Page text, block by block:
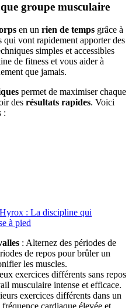
groupe musculaire
en un rien de temps grâce à
qui vont rapidement apporter des
simples et accessibles
de fitness et vous aider à
que jamais.
permet de maximiser chaque
des résultats rapides. Voici
:
Hyrox : La discipline qui
à pied
: Alternez des périodes de
de repos pour brûler un
les muscles.
exercices différents sans repos
musculaire intense et efficace.
exercices différents dans un
cardiaque élevée et